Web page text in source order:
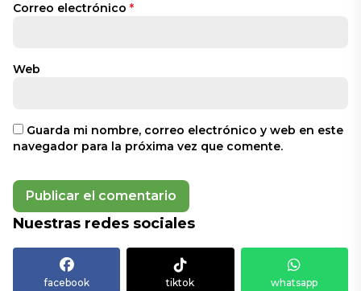
Correo electrónico *
Web
Guarda mi nombre, correo electrónico y web en este
navegador para la próxima vez que comente.
Nuestras redes sociales
facebook tiktok whatsapp